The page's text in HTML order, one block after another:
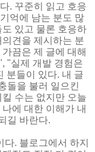
. 꾸준히 읽고 호응
억에 남는 분도 많
있고 물론 호응하
견을 제시하는 분
끔은 제 글에 대해
"실제 개발 경험은
분들이 있다. 내 글
돌을 불러 일으킨
수는 없지만 오늘
에 대한 이해가 내
길 바란다.
. 블로그에서 하지